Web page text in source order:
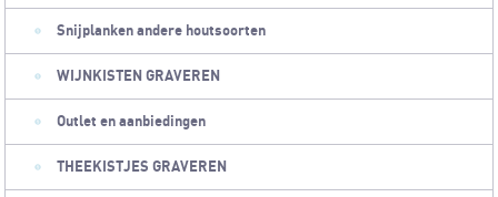
Snijplanken andere houtsoorten
WIJNKISTEN GRAVEREN
Outlet en aanbiedingen
THEEKISTJES GRAVEREN